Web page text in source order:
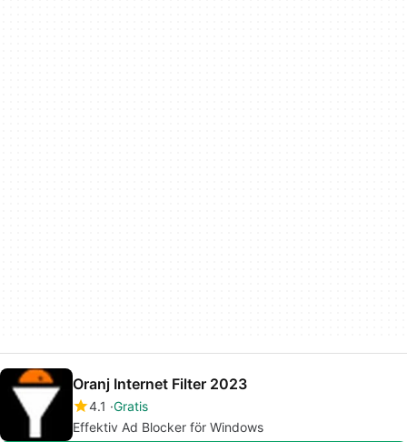
Oranj Internet Filter 2023
4.1 Gratis
Effektiv Ad Blocker för Windows